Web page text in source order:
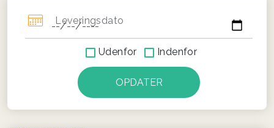
Leveringsdato
Udenfor Indenfor